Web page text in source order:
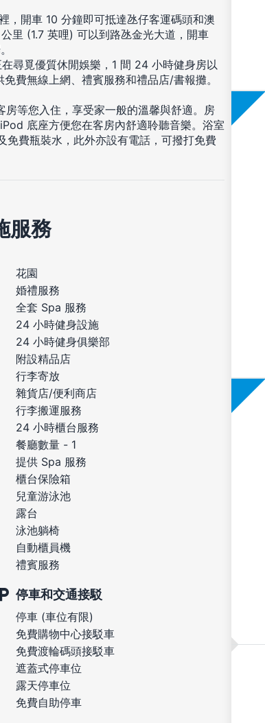
，開車 10 分鐘即可抵達氹仔客運碼頭和澳
里 (1.7 英哩) 可以到路氹金光大道，開車
尋覓優質休閒娛樂，1 間 24 小時健身房以
費無線上網、禮賓服務和禮品店/書報攤。
等您入住，享受家一般的溫馨與舒適。房
底座方便您在客房內舒適聆聽音樂。浴室
免費瓶裝水，此外亦設有電話，可撥打免費
服務
花園
婚禮服務
全套 Spa 服務
24 小時健身設施
24 小時健身俱樂部
附設精品店
行李寄放
雜貨店/便利商店
行李搬運服務
24 小時櫃台服務
餐廳數量 - 1
提供 Spa 服務
櫃台保險箱
兒童游泳池
露台
泳池躺椅
自動櫃員機
禮賓服務
停車和交通接駁
停車 (車位有限)
免費購物中心接駁車
免費渡輪碼頭接駁車
遮蓋式停車位
露天停車位
免費自助停車